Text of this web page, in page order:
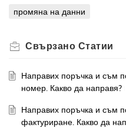
промяна на данни
Свързано Статии
Направих поръчка и съм
номер. Какво да направя?
Направих поръчка и съм
фактуриране. Какво да